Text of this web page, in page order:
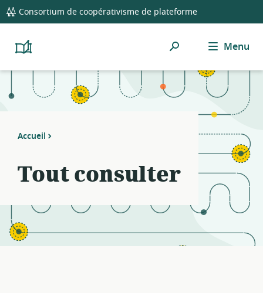
global
navigation
Consortium de coopérativisme de plateforme
Platform
Resource
Rechercher Menu
Accueil
Tout consulter